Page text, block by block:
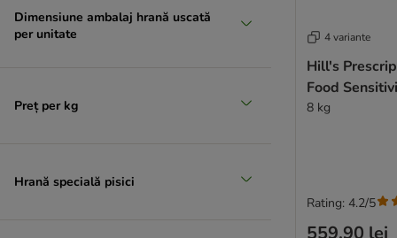
Dimensiune ambalaj hrană uscată
per unitate
Preț per kg
Hrană specială pisici
4 variante
Hill's
Food
8 kg
Rating: 4.2/5